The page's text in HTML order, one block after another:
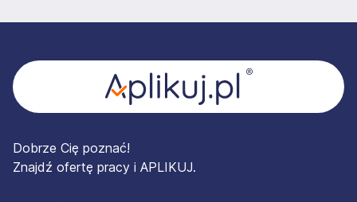
Dobrze Cię poznać!
Znajdź ofertę pracy i APLIKUJ.